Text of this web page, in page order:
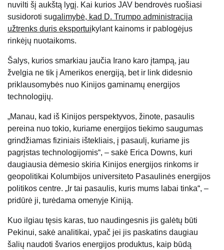
nuvilti šį aukštą lygį. Kai kurios JAV bendrovės ruošiasi
susidoroti sugalimybė, kad D. Trumpo administracija
užtrenks duris eksportuikylant kainoms ir pablogėjus
rinkėjų nuotaikoms.
Šalys, kurios smarkiau jaučia Irano karo įtampą, jau
žvelgia ne tik į Amerikos energiją, bet ir link didesnio
priklausomybės nuo Kinijos gaminamų energijos
technologijų.
„Manau, kad iš Kinijos perspektyvos, žinote, pasaulis
pereina nuo tokio, kuriame energijos tiekimo saugumas
grindžiamas fiziniais ištekliais, į pasaulį, kuriame jis
pagrįstas technologijomis“, – sakė Erica Downs, kuri
daugiausia dėmesio skiria Kinijos energijos rinkoms ir
geopolitikai Kolumbijos universiteto Pasaulinės energijos
politikos centre. „Ir tai pasaulis, kuris mums labai tinka“, –
pridūrė ji, turėdama omenyje Kiniją.
Kuo ilgiau tęsis karas, tuo naudingesnis jis galėtų būti
Pekinui, sakė analitikai, ypač jei jis paskatins daugiau
šalių naudoti švarios energijos produktus, kaip būdą